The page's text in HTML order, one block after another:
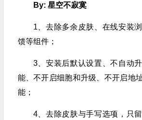
By: 星空不寂寞
1、去除多余皮肤、在线安装
馈等组件；
3、安装后默认设置、不自动
能、不开启细胞和升级、不开启地
能；
4、去除皮肤与手写选项，只